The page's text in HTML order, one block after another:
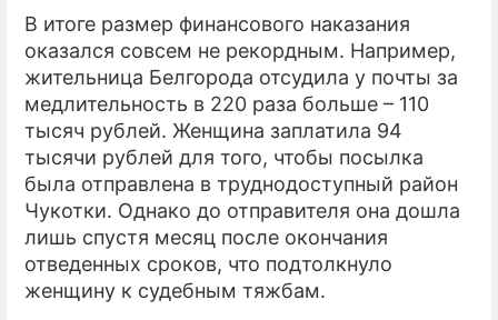
В итоге размер финансового наказания
оказался совсем не рекордным. Например,
жительница Белгорода отсудила у почты за
медлительность в 220 раза больше – 110
тысяч рублей. Женщина заплатила 94
тысячи рублей для того, чтобы посылка
была отправлена в труднодоступный район
Чукотки. Однако до отправителя она дошла
лишь спустя месяц после окончания
отведенных сроков, что подтолкнуло
женщину к судебным тяжбам.